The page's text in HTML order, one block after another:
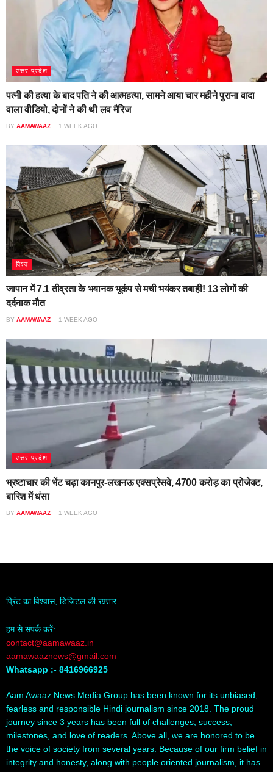
उत्तर प्रदेश
पत्नी की हत्या के बाद पति ने की आत्महत्या, सामने आया चार महीने पुराना वादा
वाला वीडियो, दोनों ने की थी लव मैरिज
BY AAMAWAAZ 1 WEEK AGO
विश्व
जापान में 7.1 तीव्रता के भयानक भूकंप से मची भयंकर तबाही! 13 लोगों की
दर्दनाक मौत
BY AAMAWAAZ 1 WEEK AGO
उत्तर प्रदेश
भ्रष्टाचार की भेंट चढ़ा कानपुर-लखनऊ एक्सप्रेसवे, 4700 करोड़ का प्रोजेक्ट,
बारिश में धंसा
BY AAMAWAAZ 1 WEEK AGO
प्रिंट का विश्वास, डिजिटल की रफ़्तार
हम से संपर्क करें:
contact@aamawaaz.in
aamawaaznews@gmail.com
Whatsapp :- 8416966925
Aam Awaaz News Media Group has been known for its unbiased,
fearless and responsible Hindi journalism since 2018. The proud
journey since 3 years has been full of challenges, success,
milestones, and love of readers. Above all, we are honored to be
the voice of society from several years. Because of our firm belief in
integrity and honesty, along with people oriented journalism, it has